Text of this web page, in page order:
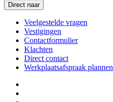
Direct naar
Veelgestelde vragen
Vestigingen
Contactformulier
Klachten
Direct contact
Werkplaatsafspraak plannen